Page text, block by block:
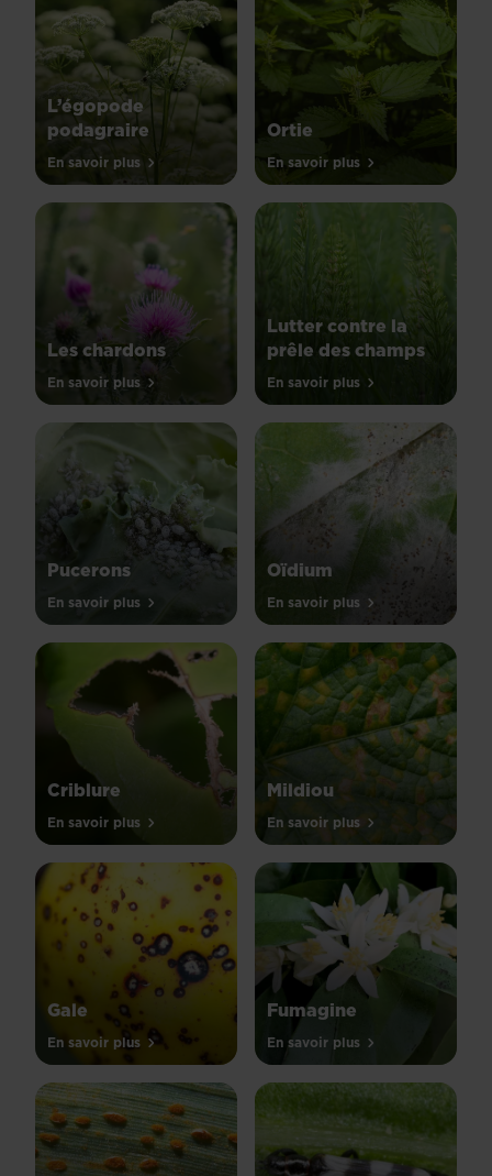
L’égopode
podagraire
En savoir plus
Ortie
En savoir plus
Les chardons
En savoir plus
Lutter contre la
prêle des champs
En savoir plus
Pucerons
En savoir plus
Oïdium
En savoir plus
Criblure
En savoir plus
Mildiou
En savoir plus
Gale
En savoir plus
Fumagine
En savoir plus